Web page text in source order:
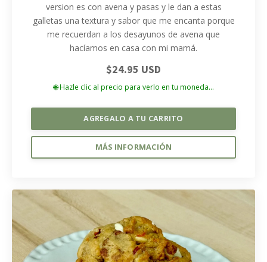
version es con avena y pasas y le dan a estas
galletas una textura y sabor que me encanta porque
me recuerdan a los desayunos de avena que
hacíamos en casa con mi mamá.
$24.95 USD
🌐 Hazle clic al precio para verlo en tu moneda...
AGREGALO A TU CARRITO
MÁS INFORMACIÓN